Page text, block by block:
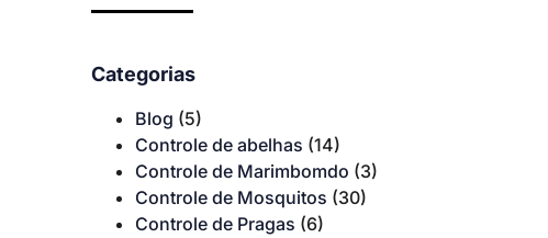
Categorias
Blog (5)
Controle de abelhas (14)
Controle de Marimbomdo (3)
Controle de Mosquitos (30)
Controle de Pragas (6)